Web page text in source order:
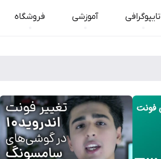
تایپوگرافی آموزشی فروشگاه